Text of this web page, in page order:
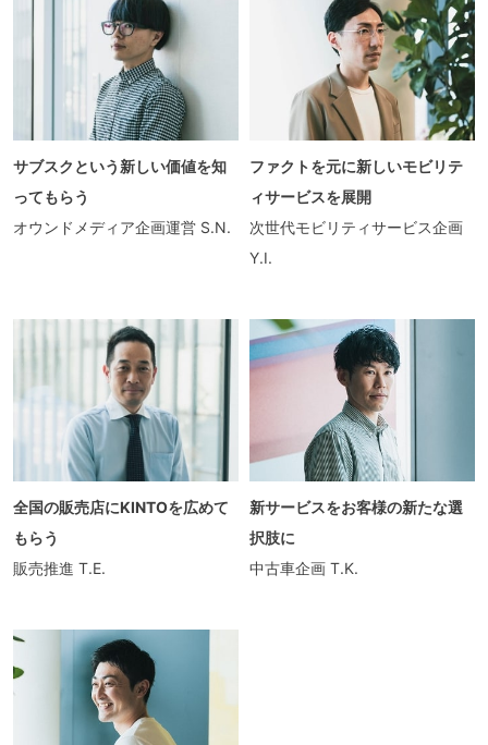
サブスクという新しい価値を知
ってもらう
オウンドメディア企画運営 S.N.
ファクトを元に新しいモビリテ
ィサービスを展開
次世代モビリティサービス企画
Y.I.
全国の販売店にKINTOを広めて
もらう
販売推進 T.E.
新サービスをお客様の新たな選
択肢に
中古車企画 T.K.